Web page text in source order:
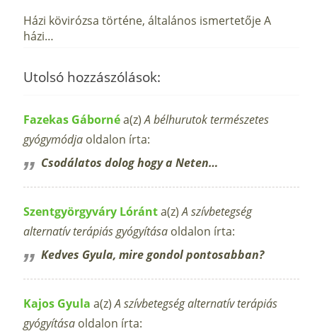
Házi kövirózsa történe, általános ismertetője A
házi…
Utolsó hozzászólások:
Fazekas Gábornéa(z)A bélhurutok természetes
gyógymódja oldalon írta:
Csodálatos dolog hogy a Neten…
Szentgyörgyváry Lóránta(z)A szívbetegség
alternatív terápiás gyógyítása oldalon írta:
Kedves Gyula, mire gondol pontosabban?
Kajos Gyula a(z)A szívbetegség alternatív terápiás
gyógyítása oldalon írta: